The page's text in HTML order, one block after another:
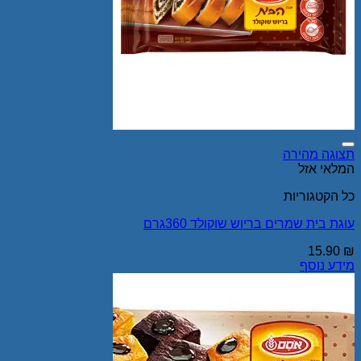
Add to wishlist
תצוגה מהירה
המלאי אזל
כל הקטגוריות
עוגת בית שמרים בריוש שוקולד 360גרם
15.90 ₪
מידע נוסף